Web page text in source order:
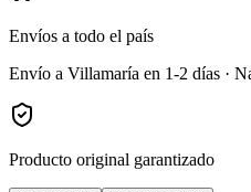
Envíos a todo el país
Envío a Villamaría en 1-2 días ·
Producto original garantizado